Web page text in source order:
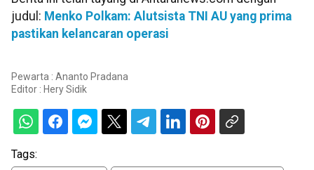
judul: Menko Polkam: Alutsista TNI AU yang prima
pastikan kelancaran operasi
Pewarta : Ananto Pradana
Editor : Hery Sidik
Tags: